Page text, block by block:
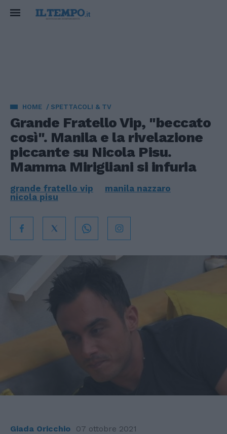
HOME SPETTACOLI & TV
Grande Fratello Vip, "beccato
così". Manila e la rivelazione
piccante su Nicola Pisu.
Mamma Mirigliani si infuria
grande fratello vip
manila nazzaro
nicola pisu
Giada Oricchio 07 ottobre 2021